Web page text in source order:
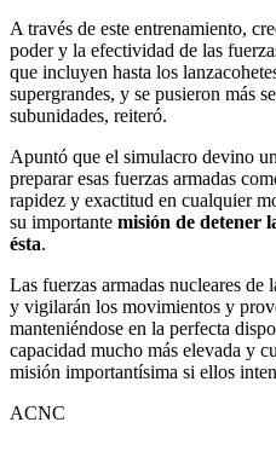
A través de este entrenamiento,
poder y la efectividad de las
que incluyen hasta los
supergrandes, y se pusieron más
subunidades, reiteró.
Apuntó que el simulacro devino
preparar esas fuerzas armadas
rapidez y exactitud en cualquier
su importante misión de detener
ésta.
Las fuerzas armadas nucleares
y vigilarán los movimientos y
manteniéndose en la perfecta
capacidad mucho más elevada y
misión importantísima si ellos
ACNC